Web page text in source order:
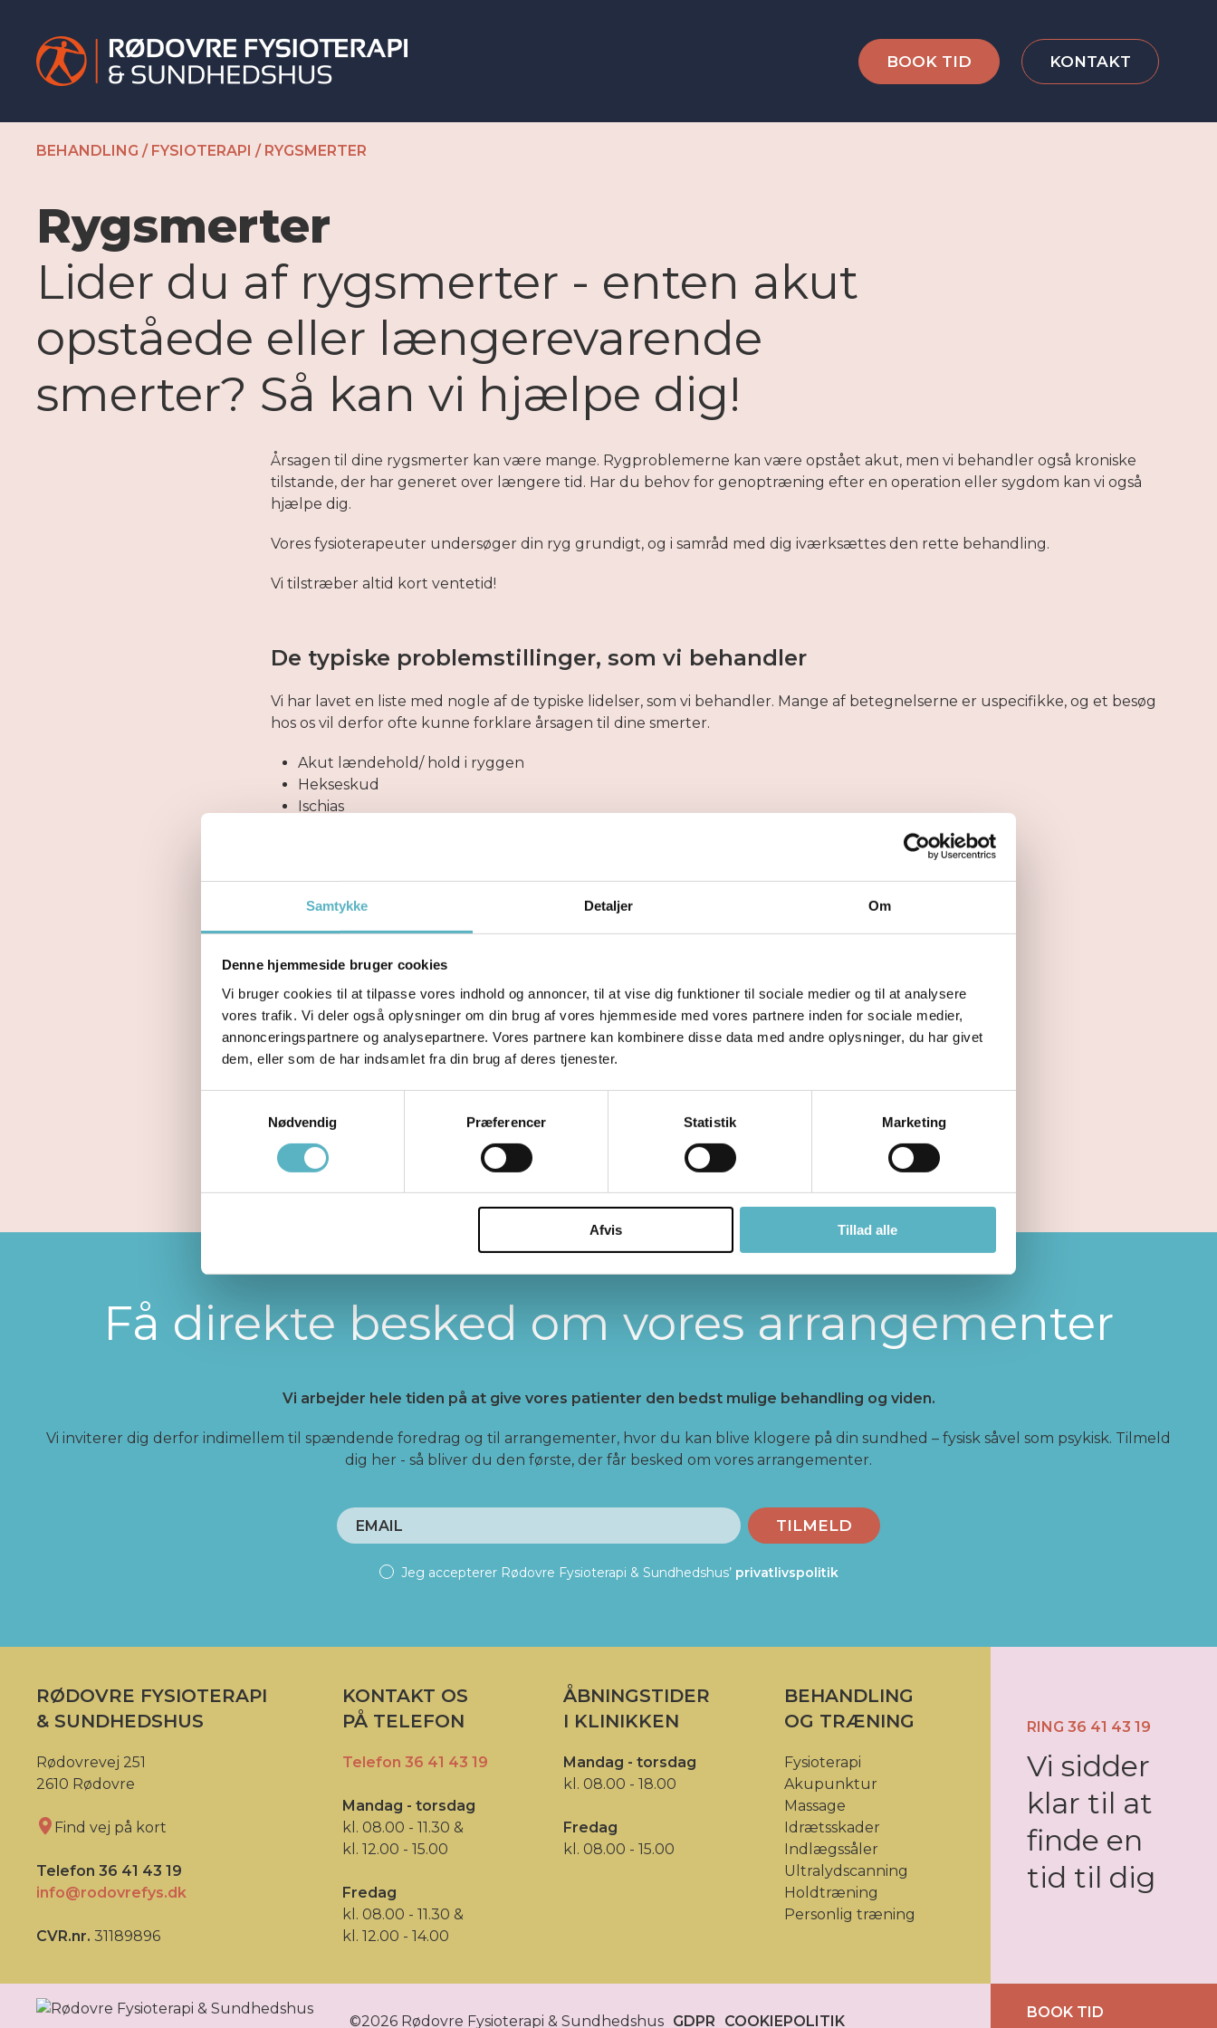
Samtykke Detaljer Om
Denne hjemmeside bruger cookies
Vi bruger cookies til at tilpasse vores indhold og annoncer, til at vise dig funktioner til sociale medier og til at analysere
vores trafik. Vi deler også oplysninger om din brug af vores hjemmeside med vores partnere inden for sociale medier,
annonceringspartnere og analysepartnere. Vores partnere kan kombinere disse data med andre oplysninger, du har givet
dem, eller som de har indsamlet fra din brug af deres tjenester.
Nødvendig
Præferencer Statistik Marketing
Afvis Tillad alle
BOOK TID KONTAKT
BEHANDLING / FYSIOTERAPI / RYGSMERTER
Rygsmerter
Lider du af rygsmerter - enten akut
opståede eller længerevarende
smerter? Så kan vi hjælpe dig!
Årsagen til dine rygsmerter kan være mange. Rygproblemerne kan være opstået akut, men vi behandler også kroniske
tilstande, der har generet over længere tid. Har du behov for genoptræning efter en operation eller sygdom kan vi også
hjælpe dig.
Vores fysioterapeuter undersøger din ryg grundigt, og i samråd med dig iværksættes den rette behandling.
Vi tilstræber altid kort ventetid!
De typiske problemstillinger, som vi behandler
Vi har lavet en liste med nogle af de typiske lidelser, som vi behandler. Mange af betegnelserne er uspecifikke, og et besøg
hos os vil derfor ofte kunne forklare årsagen til dine smerter.
Akut lændehold/ hold i ryggen
Hekseskud
Ischias
En behandling kan blandt andet bestå af
Patientuddannelse vedrørende smerter
Manuel behandling af muskler og led
Øvelsesinstruktion og vejledning i træningsøvelser
BOOK TID
Få direkte besked om vores arrangementer
Vi arbejder hele tiden på at give vores patienter den bedst mulige behandling og viden.
Vi inviterer dig derfor indimellem til spændende foredrag og til arrangementer, hvor du kan blive klogere på din sundhed – fysisk såvel som psykisk. Tilmeld
dig her - så bliver du den første, der får besked om vores arrangementer.
TILMELD
Jeg accepterer Rødovre Fysioterapi & Sundhedshus’ privatlivspolitik
RØDOVRE FYSIOTERAPI
& SUNDHEDSHUS
Rødovrevej 251
2610 Rødovre
Find vej på kort
Telefon 36 41 43 19
info@rodovrefys.dk
CVR.nr. 31189896
KONTAKT OS
PÅ TELEFON
Telefon 36 41 43 19
Mandag - torsdag
kl. 08.00 - 11.30 &
kl. 12.00 - 15.00
Fredag
kl. 08.00 - 11.30 &
kl. 12.00 - 14.00
ÅBNINGSTIDER
I KLINIKKEN
Mandag - torsdag
kl. 08.00 - 18.00
Fredag
kl. 08.00 - 15.00
BEHANDLING
OG TRÆNING
Fysioterapi
Akupunktur
Massage
Idrætsskader
Indlægssåler
Ultralydscanning
Holdtræning
Personlig træning
RING 36 41 43 19
Vi sidder
klar til at
finde en
tid til dig
©2026 Rødovre Fysioterapi & Sundhedshus GDPR COOKIEPOLITIK
BOOK TID